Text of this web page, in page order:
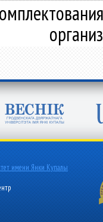
имени Янки Купалы